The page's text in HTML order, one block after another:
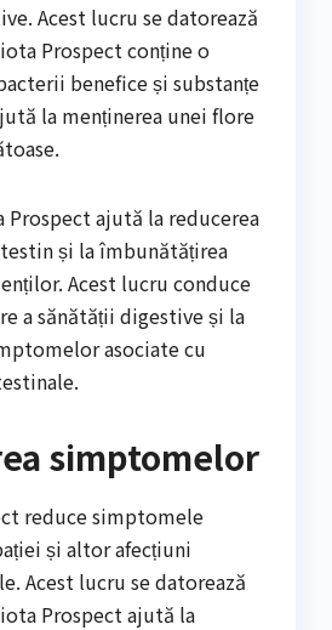
Acest lucru se datorează
Prospect conține o
benefice și substanțe
la menținerea unei flore
Prospect ajută la reducerea
și la îmbunătățirea
Acest lucru conduce
a sănătății digestive și la
asociate cu
simptomelor
reduce simptomele
și altor afecțiuni
Acest lucru se datorează
Prospect ajută la